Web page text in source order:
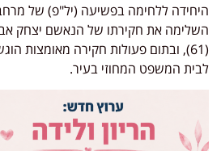
​היחידה ללחימה בפשיעה (יל"פ) של מרחב
השלימה את חקירתו של הנאשם יצחק
(61), ובתום פעולות חקירה מאומצות
לבית המשפט המחוזי בעיר.